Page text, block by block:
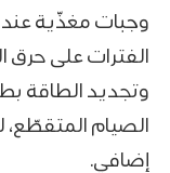
وجبات مغذّية عند
الفترات على حرق
وتجديد الطاقة
الصيام
إضافي.